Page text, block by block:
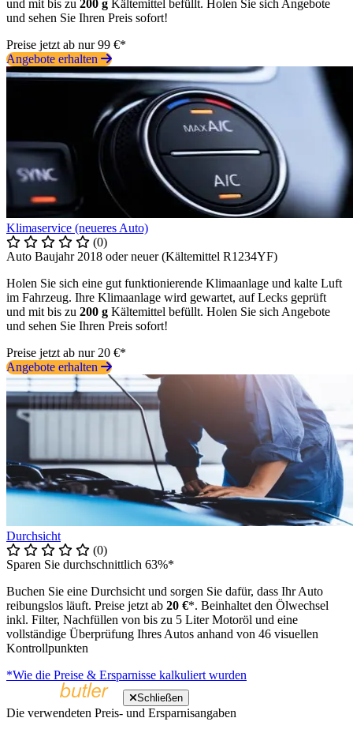
und mit bis zu 200 g Kältemittel befüllt. Holen Sie sich Angebote
und sehen Sie Ihren Preis sofort!
Preise jetzt ab nur 99 €*
Angebote erhalten
Klimaservice (neueres Auto)
(0)
Auto Baujahr 2018 oder neuer (Kältemittel R1234YF)
Holen Sie sich eine gut funktionierende Klimaanlage und kalte Luft
im Fahrzeug. Ihre Klimaanlage wird gewartet, auf Lecks geprüft
und mit bis zu 200 g Kältemittel befüllt. Holen Sie sich Angebote
und sehen Sie Ihren Preis sofort!
Preise jetzt ab nur 20 €*
Angebote erhalten
Durchsicht
(0)
Sparen Sie durchschnittlich 63%*
Buchen Sie eine Durchsicht und sorgen Sie dafür, dass Ihr Auto
reibungslos läuft. Preise jetzt ab 20 €*. Beinhaltet den Ölwechsel
inkl. Filter, Nachfüllen von bis zu 5 Liter Motoröl und eine
vollständige Überprüfung Ihres Autos anhand von 46 visuellen
Kontrollpunkten
*Wie die Preise & Ersparnisse kalkuliert wurden
Schließen
Die verwendeten Preis- und Ersparnisangaben